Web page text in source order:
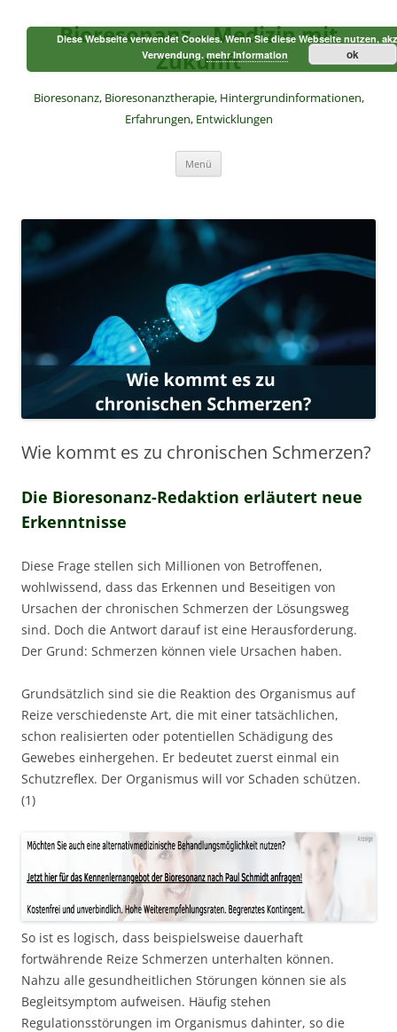
springenBioresonanz – Medizin mit
Zukunft
Bioresonanz, Bioresonanztherapie, Hintergrundinformationen,
Erfahrungen, Entwicklungen
Menü
Wie kommt es zu chronischen Schmerzen?
Die Bioresonanz-Redaktion erläutert neue
Erkenntnisse
Diese Frage stellen sich Millionen von Betroffenen,
wohlwissend, dass das Erkennen und Beseitigen von
Ursachen der chronischen Schmerzen der Lösungsweg
sind. Doch die Antwort darauf ist eine Herausforderung.
Der Grund: Schmerzen können viele Ursachen haben.
Grundsätzlich sind sie die Reaktion des Organismus auf
Reize verschiedenste Art, die mit einer tatsächlichen,
schon realisierten oder potentiellen Schädigung des
Gewebes einhergehen. Er bedeutet zuerst einmal ein
Schutzreflex. Der Organismus will vor Schaden schützen.
(1)
So ist es logisch, dass beispielsweise dauerhaft
fortwährende Reize Schmerzen unterhalten können.
Nahzu alle gesundheitlichen Störungen können sie als
Begleitsymptom aufweisen. Häufig stehen
Regulationsstörungen im Organismus dahinter, so die
Diese Webseite verwendet Cookies. Wenn Sie diese Webseite nutzen,
Verwendung.mehr Information ok